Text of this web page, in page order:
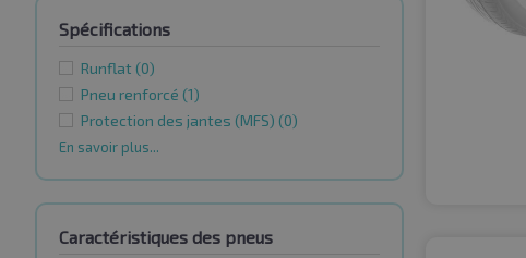
Spécifications
Runflat (0)
Pneu renforcé (1)
Protection des jantes (MFS) (0)
En savoir plus...
Caractéristiques des pneus